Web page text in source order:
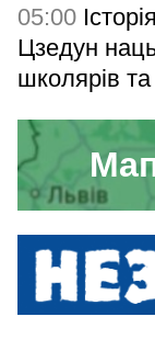
05:00
Цзедун
школярів та